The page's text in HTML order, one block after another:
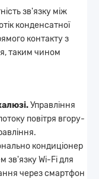
зв'язку між
конденсатної
контакту з
таким чином
Управління
повітря вгору-
кондиціонер
зв'язку Wi-Fi для
через смартфон